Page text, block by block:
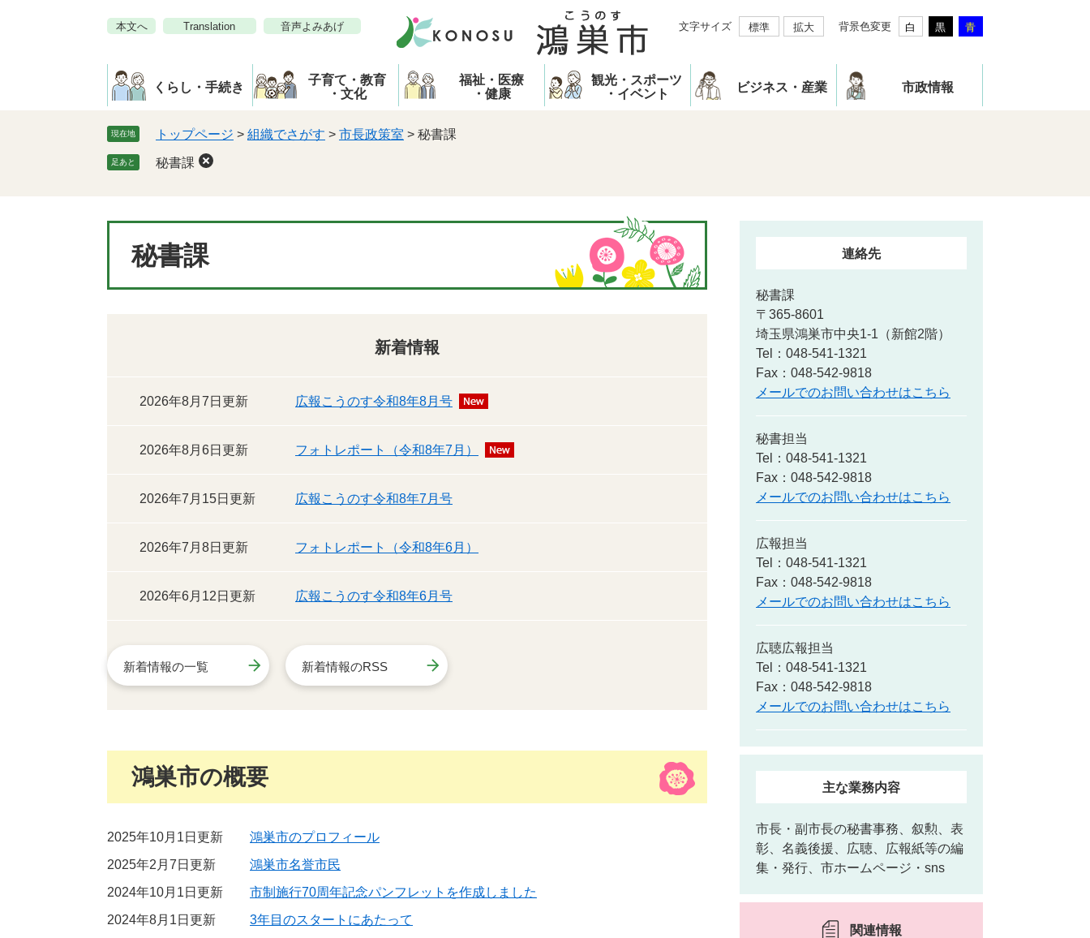
本文へ Translation 音声よみあげ 文字サイズ 標準 拡大 背景色変更 白 黒 青
くらし・手続き
子育て・教育
・文化
福祉・医療
・健康
観光・スポーツ
・イベント
ビジネス・産業 市政情報
現在地 トップページ > 組織でさがす > 市長政策室 > 秘書課
足あと 秘書課
秘書課
新着情報
2026年8月7日更新 広報こうのす令和8年8月号
2026年8月6日更新 フォトレポート（令和8年7月）
2026年7月15日更新 広報こうのす令和8年7月号
2026年7月8日更新 フォトレポート（令和8年6月）
2026年6月12日更新 広報こうのす令和8年6月号
新着情報の一覧 新着情報のRSS
鴻巣市の概要
2025年10月1日更新
鴻巣市のプロフィール
2025年2月7日更新
鴻巣市名誉市民
2024年10月1日更新
市制施行70周年記念パンフレットを作成しました
2024年8月1日更新
3年目のスタートにあたって
連絡先
秘書課
〒365-8601
埼玉県鴻巣市中央1-1（新館2階）
Tel：048-541-1321
Fax：048-542-9818
メールでのお問い合わせはこちら
秘書担当
Tel：048-541-1321
Fax：048-542-9818
メールでのお問い合わせはこちら
広報担当
Tel：048-541-1321
Fax：048-542-9818
メールでのお問い合わせはこちら
広聴広報担当
Tel：048-541-1321
Fax：048-542-9818
メールでのお問い合わせはこちら
主な業務内容
市長・副市長の秘書事務、叙勲、表
彰、名義後援、広聴、広報紙等の編
集・発行、市ホームページ・sns
関連情報